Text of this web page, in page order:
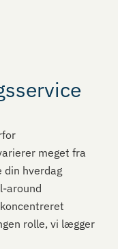
meget fra
din hverdag
around
rolle, vi lægger